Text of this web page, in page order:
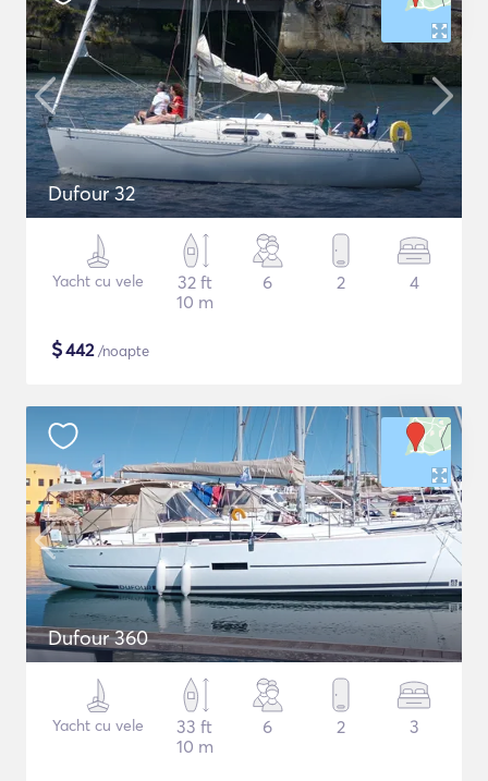
Dufour 32
Yacht cu vele
32 ft
10 m
6 2 4
$442/noapte
Dufour 360
Yacht cu vele
33 ft
10 m
6 2 3